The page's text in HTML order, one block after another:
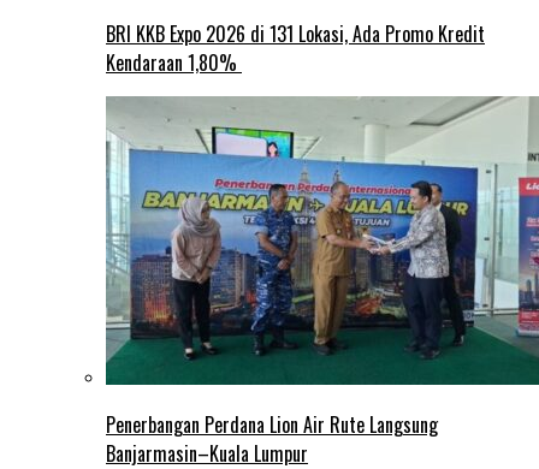
BRI KKB Expo 2026 di 131 Lokasi, Ada Promo Kredit
Kendaraan 1,80%
Penerbangan Perdana Lion Air Rute Langsung
Banjarmasin–Kuala Lumpur